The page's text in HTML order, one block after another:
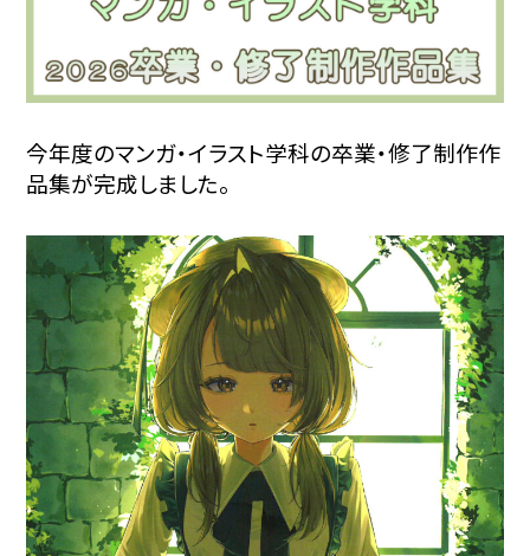
今年度のマンガ・イラスト学科の卒業・修了制作作
品集が完成しました。